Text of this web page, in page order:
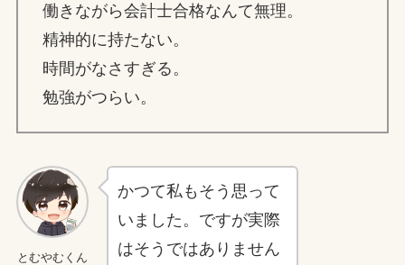
働きながら会計士合格なんて無理。
精神的に持たない。
時間がなさすぎる。
勉強がつらい。
とむやむくん
かつて私もそう思って
いました。ですが実際
はそうではありません